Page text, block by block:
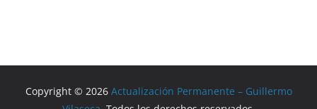
Copyright © 2026 Actualización Permanente – Guillermo